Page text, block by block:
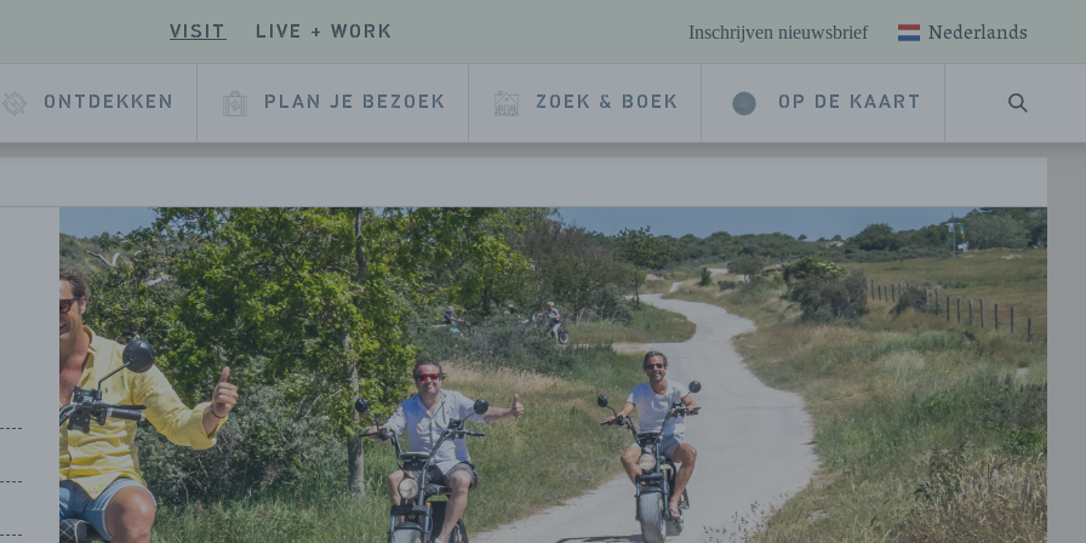
VISIT LIVE + WORK Inschrijven nieuwsbrief Nederlands
ONTDEKKEN PLAN JE BEZOEK ZOEK & BOEK OP DE KAART